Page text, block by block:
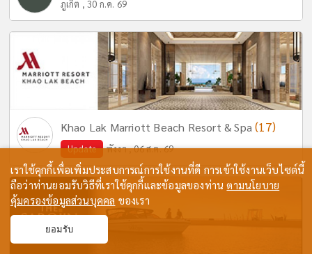
ภูเก็ต , 30 ก.ค. 69
Khao Lak Marriott Beach Resort & Spa(17)
Update พังงา , 06 ส.ค. 69
เราใช้คุกกี้เพื่อเพิ่มประสบการณ์การใช้งานที่ดี การเข้าใช้งานเว็บไซต์นี้
ถือว่าท่านยอมรับวิธีที่เราใช้คุกกี้และข้อมูลของท่านตามนโยบาย
คุ้มครองข้อมูลส่วนบุคคล ของเรา
ยอมรับ